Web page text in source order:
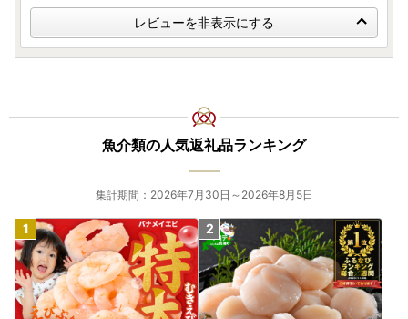
レビューを非表示にする
魚介類の人気返礼品ランキング
集計期間：2026年7月30日～2026年8月5日